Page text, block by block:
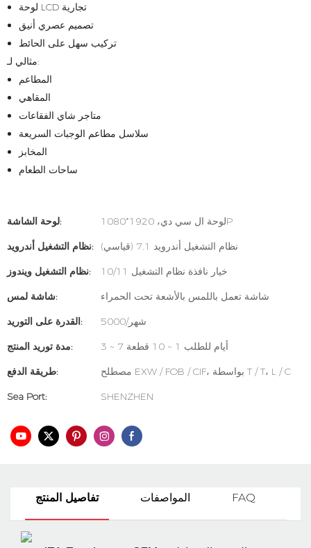
لوحة LCD تجارية
تصميم عصري أنيق
تركيب سهل على الحائط
مثالي لـ:
المطاعم
المقاهي
متاجر شاي الفقاعات
سلاسل مطاعم الوجبات السريعة
المخابز
ساحات الطعام
لوحة الشاشة:
لوحة ال سي دي، 1920*1080P
نظام التشغيل أندرويد:
نظام التشغيل أندرويد 7.1 (قياسي)
نظام التشغيل ويندوز:
خيار نافذة نظام التشغيل 10/11
شاشة لمس:
شاشة تعمل باللمس بالأشعة تحت الحمراء
القدرة على التوريد:
5000/شهر
مدة توريد المنتج:
3 ~ 7 أيام للطلب 1 ~ 10 قطعة
طريقة الدفع:
مصطلح EXW / FOB / CIF، بواسطة T / T، L / C
Sea Port:
SHENZHEN
تفاصيل المنتج المواصفات FAQ